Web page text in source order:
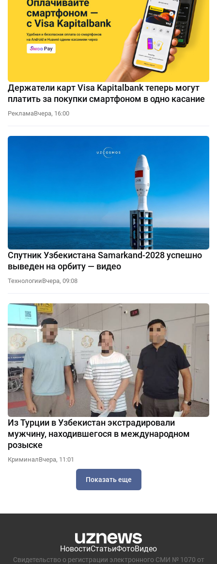
Держатели карт Visa Kapitalbank теперь могут
платить за покупки смартфоном в одно касание
РекламаВчера, 16:00
Спутник Узбекистана Samarkand-2028 успешно
выведен на орбиту — видео
ТехнологииВчера, 09:08
Из Турции в Узбекистан экстрадировали
мужчину, находившегося в международном
розыске
КриминалВчера, 11:01
Показать еще
НовостиСтатьиФотоВидео
Свидетельство о регистрации электронного СМИ № 1070 от